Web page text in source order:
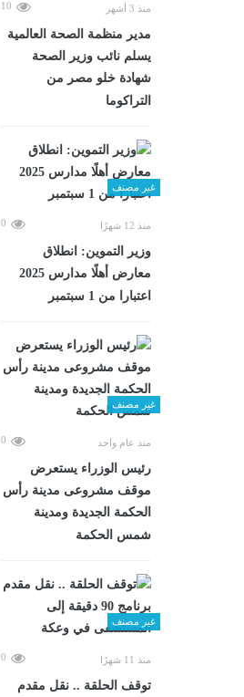
منذ 3 أشهر 10
مدير منظمة الصحة العالمية
يسلم نائب وزير الصحة
شهادة خلو مصر من
التراكوما
غير مصنف
منذ 12 شهرًا 0
وزير التموين: انطلاق
معارض أهلًا مدارس 2025
اعتبارا من 1 سبتمبر
غير مصنف
منذ عام واحد 0
رئيس الوزراء يستعرض
موقف مشروعى مدينة رأس
الحكمة الجديدة ومدينة
شمس الحكمة
غير مصنف
منذ 11 شهرًا 0
توقف الحلقة .. نقل مقدم